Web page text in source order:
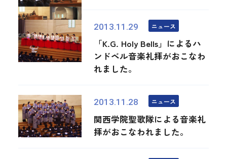
2013.11.29 ニュース
「K.G. Holy Bells」によるハ
ンドベル音楽礼拝がおこなわ
れました。
2013.11.28 ニュース
関西学院聖歌隊による音楽礼
拝がおこなわれました。